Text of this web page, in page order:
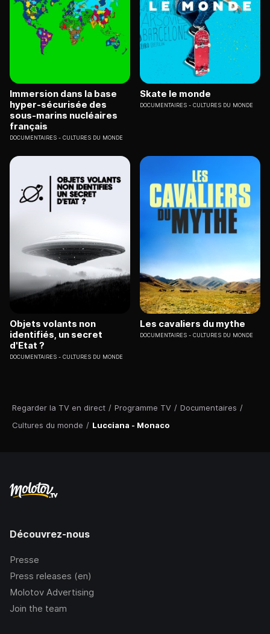
Regarder la TV en direct / Programme TV / Documentaires /
Cultures du monde / Lucciana - Monaco
Immersion dans la base
hyper-sécurisée des
sous-marins nucléaires
français
DOCUMENTAIRES CULTURES DU MONDE
Skate le monde
DOCUMENTAIRES CULTURES DU MONDE
Objets volants non
identifiés, un secret
d'Etat ?
DOCUMENTAIRES CULTURES DU MONDE
Les cavaliers du mythe
DOCUMENTAIRES CULTURES DU MONDE
Découvrez-nous
Presse
Press releases (en)
Molotov Advertising
Join the team